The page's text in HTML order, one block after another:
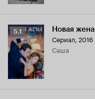
Рейтинг
Кинопоиска
5.1
5.1 Новая жена
Сериал, 2016
Саша